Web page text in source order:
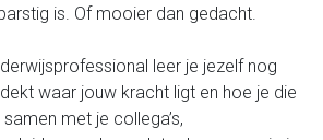
is. Of mooier dan gedacht.
leer je jezelf nog
waar jouw kracht ligt en hoe je die
met je collega’s,